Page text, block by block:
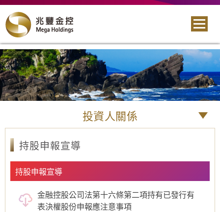
投資人關係
持股申報宣導
持股申報宣導
金融控股公司法第十六條第二項持有已發行有
表決權股份申報應注意事項